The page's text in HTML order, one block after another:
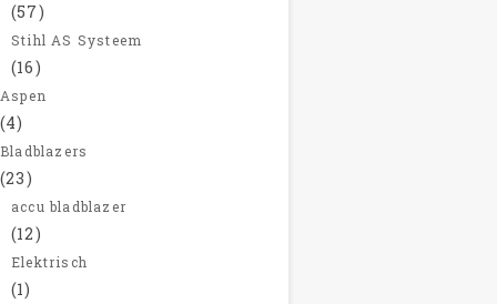
(57)
Stihl AS Systeem
(16)
Aspen
(4)
Bladblazers
(23)
accu bladblazer
(12)
Elektrisch
(1)